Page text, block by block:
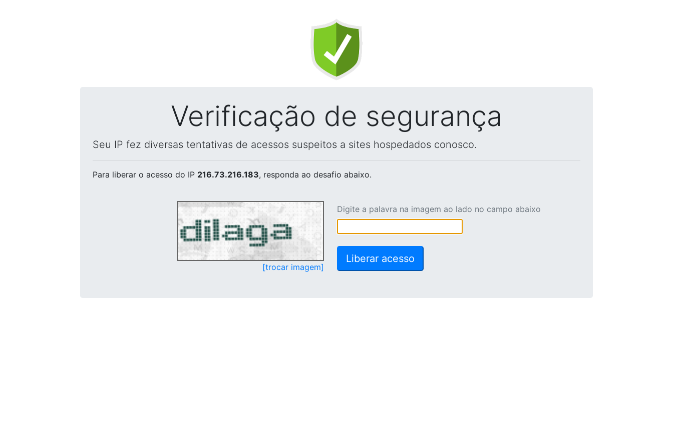
Verificação de segurança
Seu IP fez diversas tentativas de acessos suspeitos a sites hospedados conosco.
Para liberar o acesso do IP 216.73.216.183, responda ao desafio abaixo.
[trocar imagem]
Digite a palavra na imagem ao lado no campo abaixo